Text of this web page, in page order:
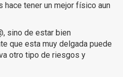
hace tener un mejor físico aun
sino de estar bien
que esta muy delgada puede
otro tipo de riesgos y